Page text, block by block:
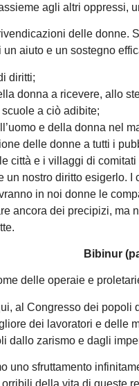
agli altri oppressi,
delle donne.
aiuto e un sostegno
diritti;
donna a ricevere, allo
a ciò adibite;
e della donna nel
delle donne a tutti i
città e i villaggi di
un nostro diritto esigerlo.
in noi donne le
ancora dei precipizi, ma
Bibinur
delle operaie e
al Congresso dei popoli
dei lavoratori e delle
dallo zarismo e dagli
uno sfruttamento